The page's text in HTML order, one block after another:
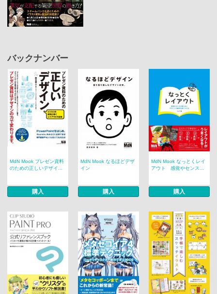
バックナンバー
MdN Mook プレゼン資料
のための正しいデザイ...
購入
MdN Mook なるほどデザ
イン
購入
MdN Mook なっとくレイ
アウト 感覚やセンス...
購入